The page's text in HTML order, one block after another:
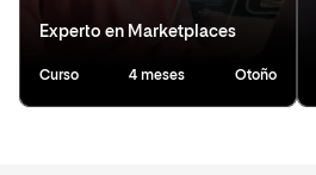
Experto en Marketplaces
Curso 4 meses Otoño